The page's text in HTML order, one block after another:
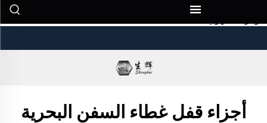
أيًا من أغراضك بإحكام
أجزاء قفل غطاء السفن البحرية